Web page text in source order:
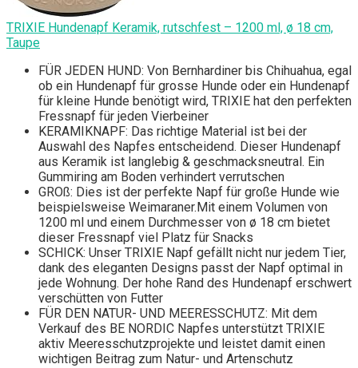
TRIXIE Hundenapf Keramik, rutschfest – 1200 ml, ø 18 cm,
Taupe
FÜR JEDEN HUND: Von Bernhardiner bis Chihuahua, egal
ob ein Hundenapf für grosse Hunde oder ein Hundenapf
für kleine Hunde benötigt wird, TRIXIE hat den perfekten
Fressnapf für jeden Vierbeiner
KERAMIKNAPF: Das richtige Material ist bei der
Auswahl des Napfes entscheidend. Dieser Hundenapf
aus Keramik ist langlebig & geschmacksneutral. Ein
Gummiring am Boden verhindert verrutschen
GROß: Dies ist der perfekte Napf für große Hunde wie
beispielsweise Weimaraner.Mit einem Volumen von
1200 ml und einem Durchmesser von ø 18 cm bietet
dieser Fressnapf viel Platz für Snacks
SCHICK: Unser TRIXIE Napf gefällt nicht nur jedem Tier,
dank des eleganten Designs passt der Napf optimal in
jede Wohnung. Der hohe Rand des Hundenapf erschwert
verschütten von Futter
FÜR DEN NATUR- UND MEERESSCHUTZ: Mit dem
Verkauf des BE NORDIC Napfes unterstützt TRIXIE
aktiv Meeresschutzprojekte und leistet damit einen
wichtigen Beitrag zum Natur- und Artenschutz